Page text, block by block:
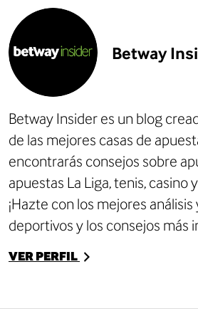
Betway
Betway Insider es un blog
de las mejores casas de
encontrarás consejos sobre
apuestas La Liga,tenis,casino
¡Hazte con los mejores análisis
deportivosy los consejos más
VER PERFIL